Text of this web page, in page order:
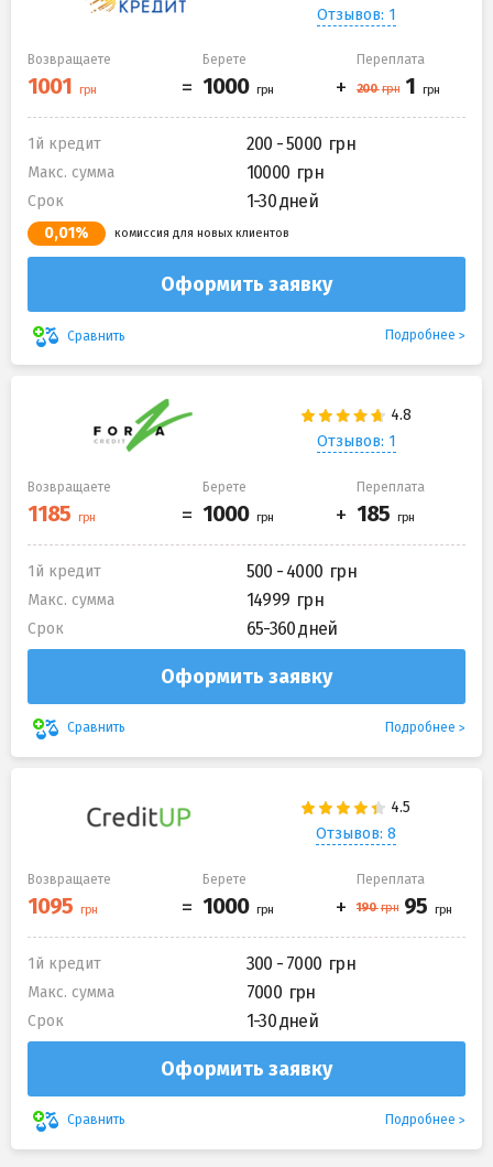
Отзывов: 1
Возвращаете Берете Переплата
1й кредит 200 - 5000
Макс. сумма 10000
Срок 1-30 дней
0,01% комиссия для новых клиентов
Оформить заявку
Сравнить Подробнее
Отзывов: 1
Возвращаете Берете Переплата
1й кредит 500 - 4000
Макс. сумма 14999
Срок 65-360 дней
Оформить заявку
Сравнить Подробнее
Отзывов: 8
Возвращаете Берете Переплата
1й кредит 300 - 7000
Макс. сумма 7000
Срок 1-30 дней
Оформить заявку
Сравнить Подробнее